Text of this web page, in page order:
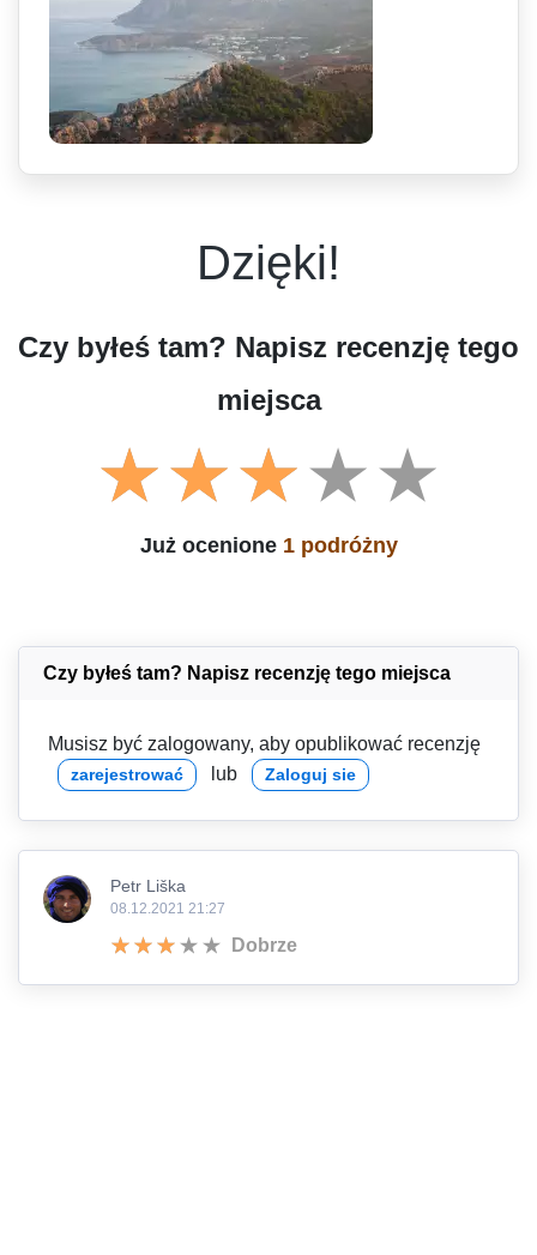
Dzięki!
Czy byłeś tam? Napisz recenzję tego
miejsca
Już ocenione 1 podróżny
Czy byłeś tam? Napisz recenzję tego miejsca
Musisz być zalogowany, aby opublikować recenzję
zarejestrować lub Zaloguj sie
Petr Liška
08.12.2021 21:27
Dobrze